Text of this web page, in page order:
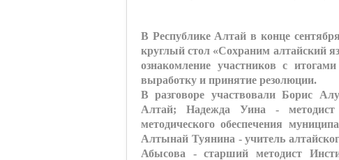
В Республике Алтай в конце
круглый стол «Сохраним алтайский
ознакомление участников с
выработку и принятие резолюции.
В разговоре участвовали Борис
Алтай; Надежда Уина -
методического обеспечения
Алтынай Туянина - учитель
Абысова - старший методист